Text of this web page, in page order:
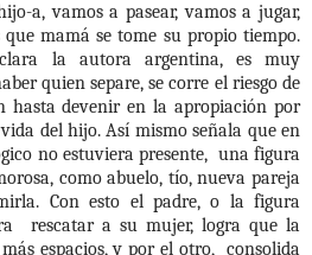
a, vamos a pasear, vamos a jugar,
mamá se tome su propio tiempo.
la autora argentina, es muy
quien separe, se corre el riesgo de
hasta devenir en la apropiación por
del hijo. Así mismo señala que en
no estuviera presente, una figura
como abuelo, tío, nueva pareja
Con esto el padre, o la figura
rescatar a su mujer, logra que la
espacios, y por el otro, consolida